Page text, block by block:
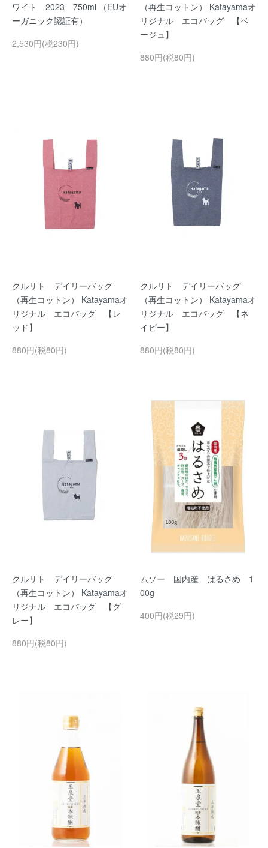
ワイト 2023 750ml （EUオ
ーガニック認証有）
2,530円(税230円)
（再生コットン） Katayamaオ
リジナル エコバッグ 【ベ
ージュ】
880円(税80円)
クルリト デイリーバッグ
（再生コットン） Katayamaオ
リジナル エコバッグ 【レ
ッド】
880円(税80円)
クルリト デイリーバッグ
（再生コットン） Katayamaオ
リジナル エコバッグ 【ネ
イビー】
880円(税80円)
クルリト デイリーバッグ
（再生コットン） Katayamaオ
リジナル エコバッグ 【グ
レー】
880円(税80円)
ムソー 国内産 はるさめ 1
00g
400円(税29円)